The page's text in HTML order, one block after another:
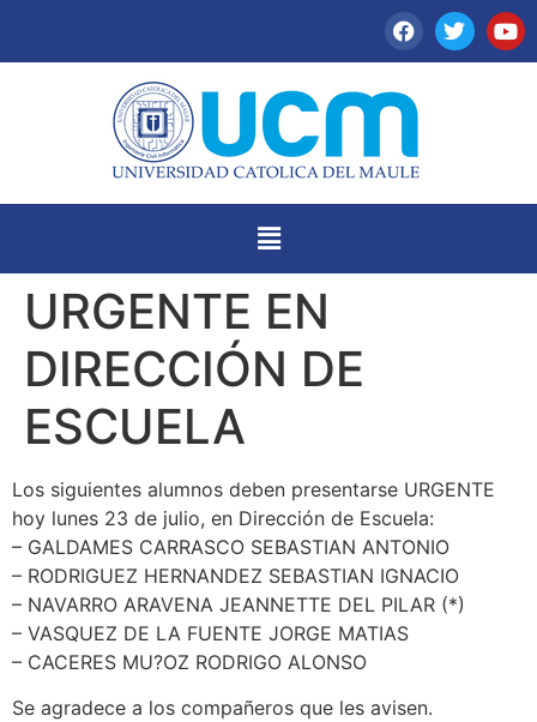
URGENTE EN
DIRECCIÓN DE
ESCUELA
Los siguientes alumnos deben presentarse URGENTE
hoy lunes 23 de julio, en Dirección de Escuela:
– GALDAMES CARRASCO SEBASTIAN ANTONIO
– RODRIGUEZ HERNANDEZ SEBASTIAN IGNACIO
– NAVARRO ARAVENA JEANNETTE DEL PILAR (*)
– VASQUEZ DE LA FUENTE JORGE MATIAS
– CACERES MU?OZ RODRIGO ALONSO
Se agradece a los compañeros que les avisen.